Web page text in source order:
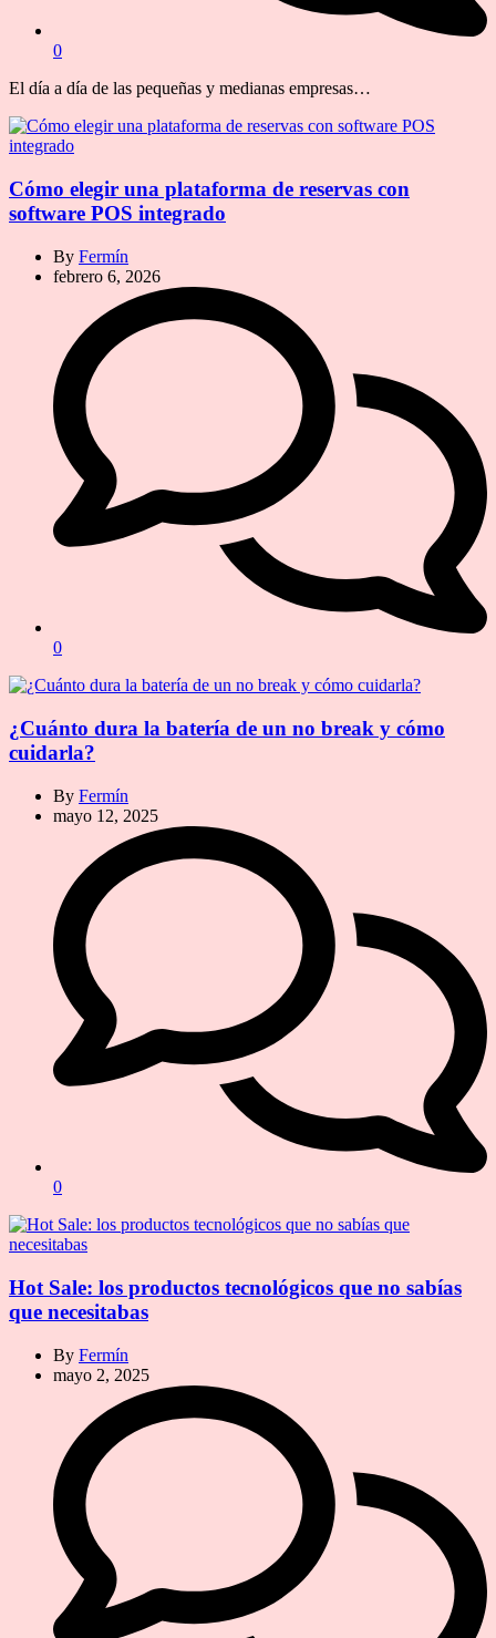
0
El día a día de las pequeñas y medianas empresas…
Cómo elegir una plataforma de reservas con
software POS integrado
By Fermín
febrero 6, 2026
0
¿Cuánto dura la batería de un no break y cómo
cuidarla?
By Fermín
mayo 12, 2025
0
Hot Sale: los productos tecnológicos que no sabías
que necesitabas
By Fermín
mayo 2, 2025